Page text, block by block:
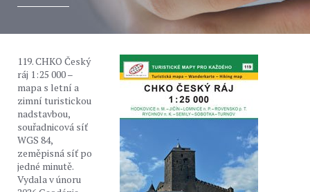
119. CHKO Český
ráj 1 : 25 000 –
mapa s letní a
zimní turistickou
nadstavbou,
souřadnicová síť
WGS 84,
zeměpisná síť po
jedné minutě.
Vydala v únoru